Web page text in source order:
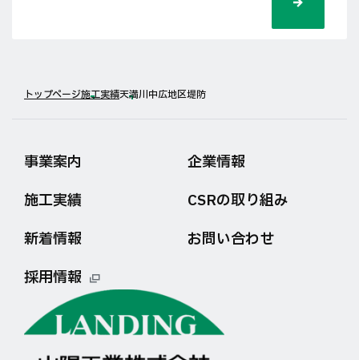
トップページ施工実績天満川中広地区堤防
事業案内
企業情報
施工実績
CSRの取り組み
新着情報
お問い合わせ
採用情報